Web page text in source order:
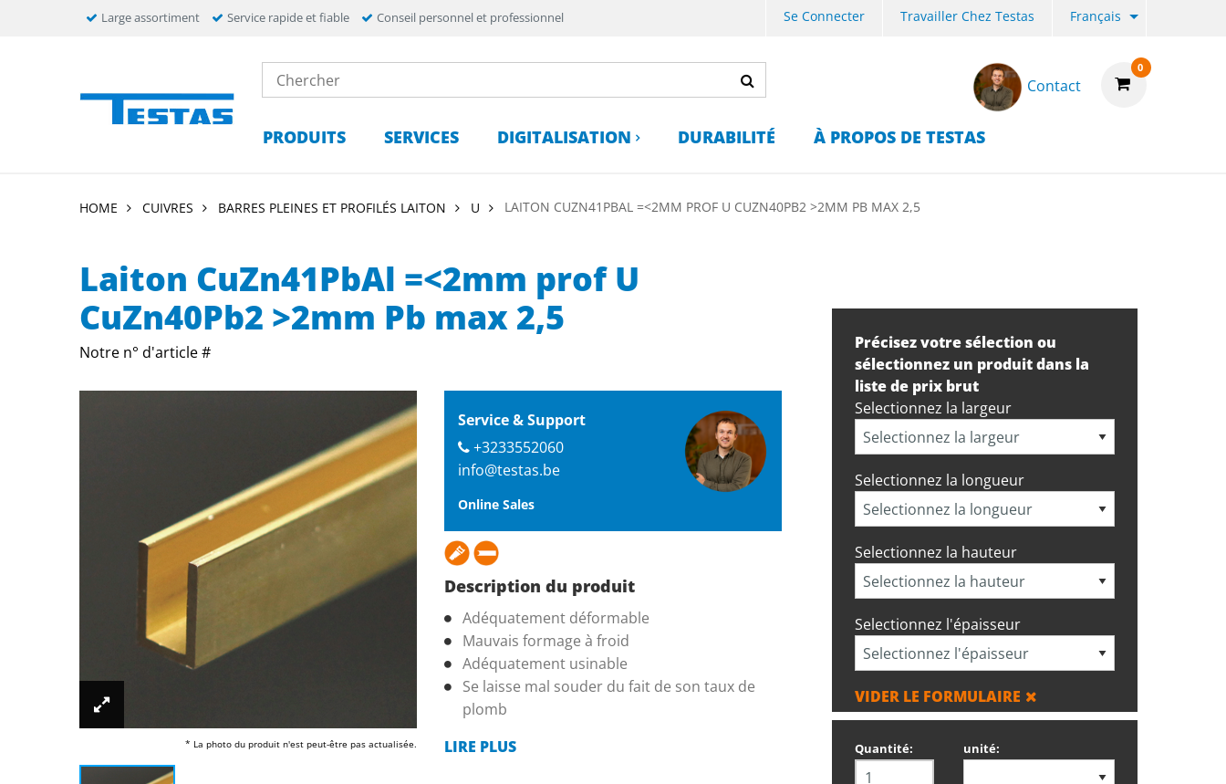
Large assortiment Service rapide et fiable Conseil personnel et professionnel Se Connecter Travailler Chez Testas Français
0
Contact
PRODUITS SERVICES DIGITALISATION DURABILITÉ À PROPOS DE TESTAS
HOME CUIVRES BARRES PLEINES ET PROFILÉS LAITON U LAITON CUZN41PBAL =<2MM PROF U CUZN40PB2 >2MM PB MAX 2,5
Laiton CuZn41PbAl =<2mm prof U
CuZn40Pb2 >2mm Pb max 2,5
Notre n° d'article #
* La photo du produit n'est peut-être pas actualisée.
Service & Support
+3233552060
info@testas.be
Online Sales
Description du produit
Adéquatement déformable
Mauvais formage à froid
Adéquatement usinable
Se laisse mal souder du fait de son taux de
plomb
LIRE PLUS
Précisez votre sélection ou
sélectionnez un produit dans la
liste de prix brut
Selectionnez la largeur
Selectionnez la longueur
Selectionnez la hauteur
Selectionnez l'épaisseur
VIDER LE FORMULAIRE
Quantité: unité: